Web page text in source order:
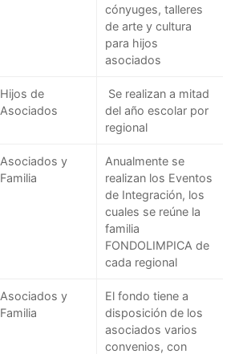
cónyuges, talleres
de arte y cultura
para hijos
asociados
Hijos de
Asociados
Se realizan a mitad
del año escolar por
regional
Asociados y
Familia
Anualmente se
realizan los Eventos
de Integración, los
cuales se reúne la
familia
FONDOLIMPICA de
cada regional
Asociados y
Familia
El fondo tiene a
disposición de los
asociados varios
convenios, con